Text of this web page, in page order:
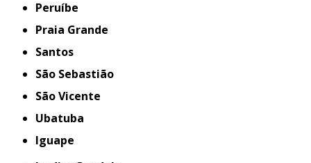
Peruíbe
Praia Grande
Santos
São Sebastião
São Vicente
Ubatuba
iguape